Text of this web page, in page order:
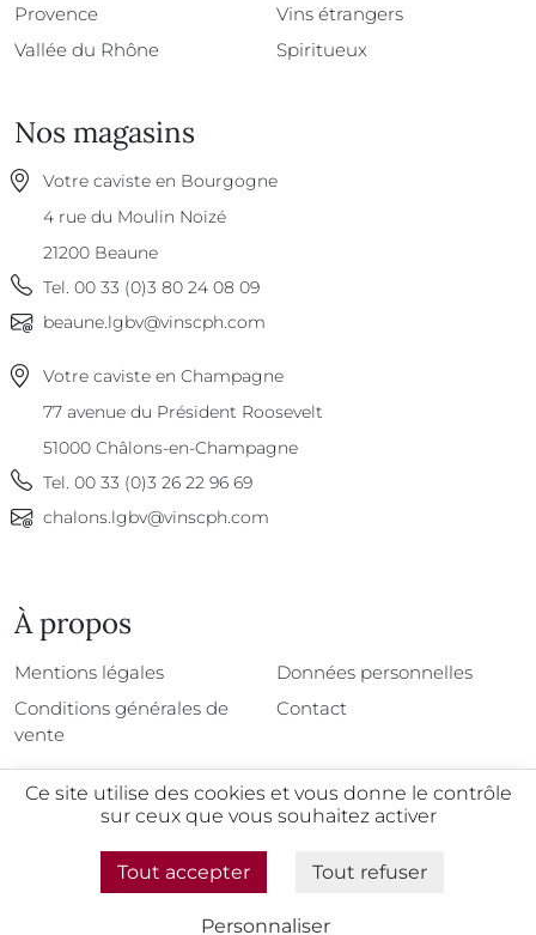
Provence
Vallée du Rhône
Vins étrangers
Spiritueux
Nos magasins
Votre caviste en Bourgogne
4 rue du Moulin Noizé
21200 Beaune
Tel. 00 33 (0)3 80 24 08 09
beaune.lgbv@vinscph.com
Votre caviste en Champagne
77 avenue du Président Roosevelt
51000 Châlons-en-Champagne
Tel. 00 33 (0)3 26 22 96 69
chalons.lgbv@vinscph.com
À propos
À propos
Mentions légales
Conditions générales de
vente
Données personnelles
Contact
L'abus d'alcool est dangereux pour la santé, à
consommer avec modération
Ce site utilise des cookies et vous donne le contrôle
sur ceux que vous souhaitez activer
Tout accepter Tout refuser
Personnaliser